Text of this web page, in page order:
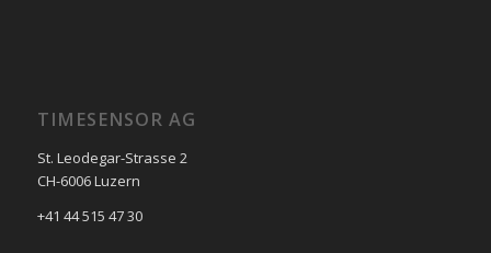
TIMESENSOR AG
St. Leodegar-Strasse 2
CH-6006 Luzern
+41 44 515 47 30